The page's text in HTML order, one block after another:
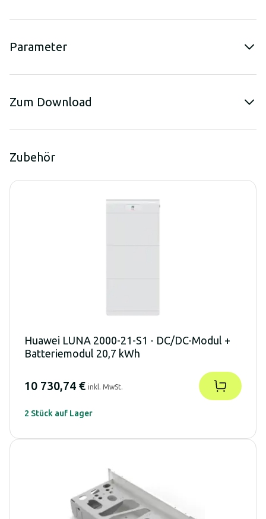
Parameter
Zum Download
Zubehör
Huawei LUNA 2000-21-S1 - DC/DC-Modul +
Batteriemodul 20,7 kWh
10 730,74 € inkl. MwSt.
2 Stück auf Lager